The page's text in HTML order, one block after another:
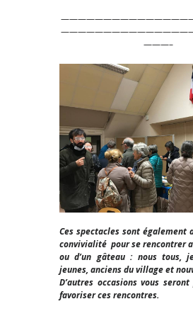
———–
Ces spectacles sont également
convivialité pour se rencontrer
ou d’un gâteau : nous tous,
jeunes, anciens du village et
D’autres occasions vous
favoriser ces rencontres.